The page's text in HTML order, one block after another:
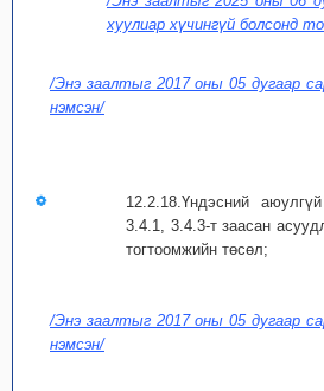
хуулиар хүчингүй болсонд
/Энэ заалтыг 2017 оны 05 дугаар
нэмсэн/
12.2.18.Үндэсний
3.4.1, 3.4.3-т заасан
тогтоомжийн төсөл;
/Энэ заалтыг 2017 оны 05 дугаар
нэмсэн/